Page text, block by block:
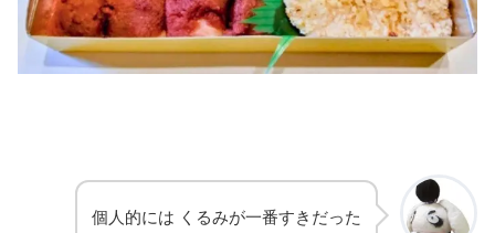
個人的には くるみが一番すきだった